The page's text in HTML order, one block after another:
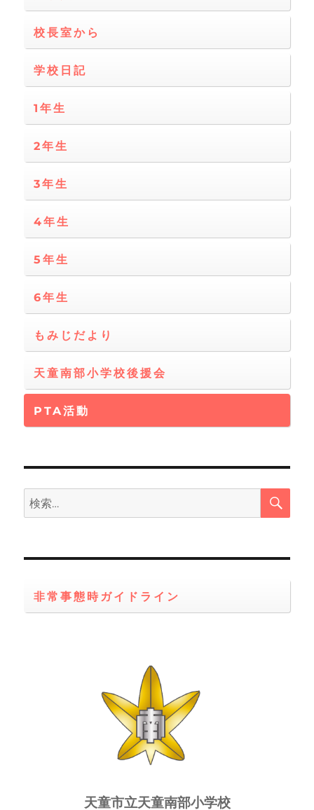
校長室から
学校日記
1年生
2年生
3年生
4年生
5年生
6年生
もみじだより
天童南部小学校後援会
PTA活動
検
索:
検
非常事態時ガイドライン
天童市立天童南部小学校